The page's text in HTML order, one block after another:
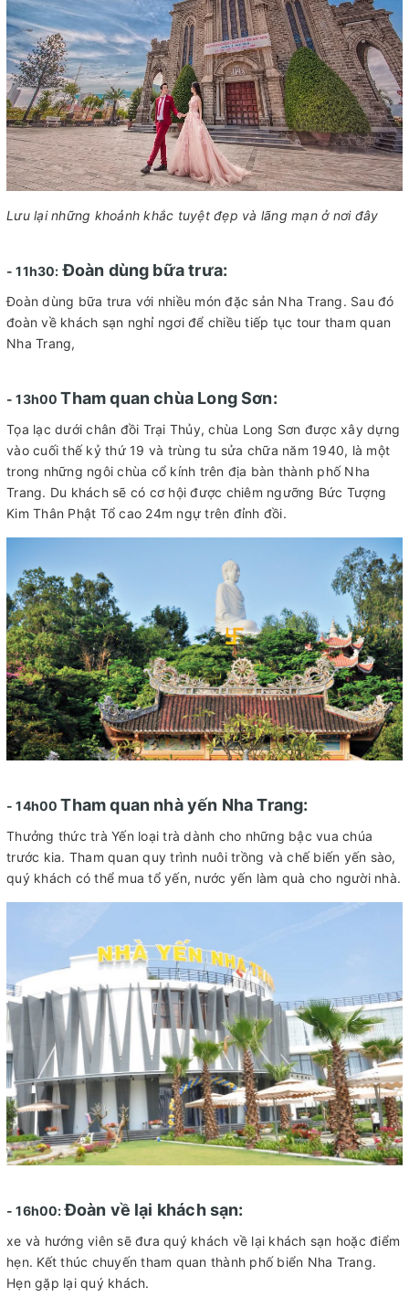
Lưu lại những khoảnh khắc tuyệt đẹp và lãng mạn ở nơi đây
- 11h30: Đoàn dùng bữa trưa:
Đoàn dùng bữa trưa với nhiều món đặc sản Nha Trang. Sau đó
đoàn về khách sạn nghỉ ngơi để chiều tiếp tục tour tham quan
Nha Trang,
- 13h00Tham quan chùa Long Sơn:
Tọa lạc dưới chân đồi Trại Thủy, chùa Long Sơn được xây dựng
vào cuối thế kỷ thứ 19 và trùng tu sửa chữa năm 1940, là một
trong những ngôi chùa cổ kính trên địa bàn thành phố Nha
Trang. Du khách sẽ có cơ hội được chiêm ngưỡng Bức Tượng
Kim Thân Phật Tổ cao 24m ngự trên đỉnh đồi.
- 14h00Tham quan nhà yến Nha Trang:
Thưởng thức trà Yến loại trà dành cho những bậc vua chúa
trước kia. Tham quan quy trình nuôi trồng và chế biến yến sào,
quý khách có thể mua tổ yến, nước yến làm quà cho người nhà.
- 16h00:Đoàn về lại khách sạn:
xe và hướng viên sẽ đưa quý khách về lại khách sạn hoặc điểm
hẹn. Kết thúc chuyến tham quan thành phố biển Nha Trang.
Hẹn gặp lại quý khách.